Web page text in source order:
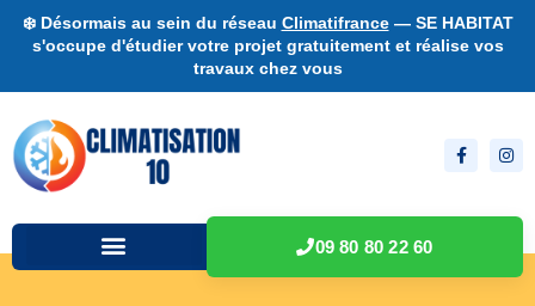
❄️ Désormais au sein du réseau Climatifrance— SE HABITAT
s'occupe d'étudier votre projet gratuitement et réalise vos
travaux chez vous
09 80 80 22 60